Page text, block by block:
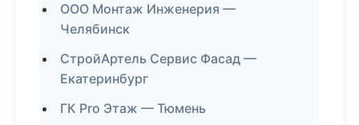
ООО Монтаж Инженерия —
Челябинск
СтройАртель Сервис Фасад —
Екатеринбург
ГК Pro Этаж — Тюмень